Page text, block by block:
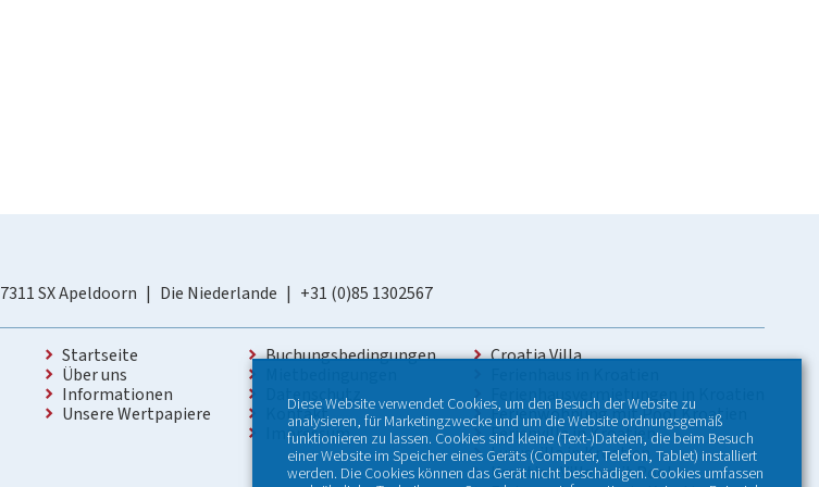
7311 SX Apeldoorn Die Niederlande +31 (0)85 1302567
Startseite
Über uns
Informationen
Unsere Wertpapiere
Buchungsbedingungen
Datenschutz
Kontakt
Impressum
Croatia Villa
Ferienhausvermietungen in Kroatien
Ferienwohnung mit Pool Kroatien
Ferienvilla in Kroatien
Luxusvilla in Kroatien
Kroatien Villen mit Pool
Diese Website verwendet Cookies, um den Besuch der Website zu
analysieren, für Marketingzwecke und um die Website ordnungsgemäß
funktionieren zu lassen. Cookies sind kleine (Text-)Dateien, die beim Besuch
einer Website im Speicher eines Geräts (Computer, Telefon, Tablet) installiert
werden. Die Cookies können das Gerät nicht beschädigen. Cookies umfassen